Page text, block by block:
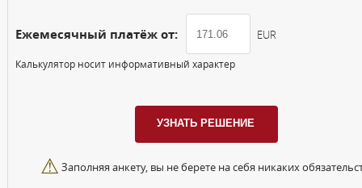
Ежемесячный платёж от: EUR
Калькулятор носит информативный характер
⚠ Заполняя анкету, вы не берете на себя никаких